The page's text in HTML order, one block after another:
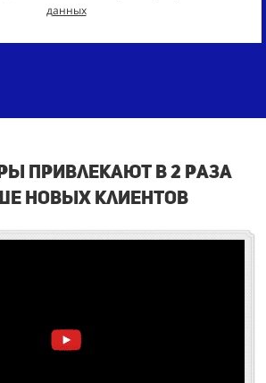
данных
привлекают в 2 раза
новых клиентов